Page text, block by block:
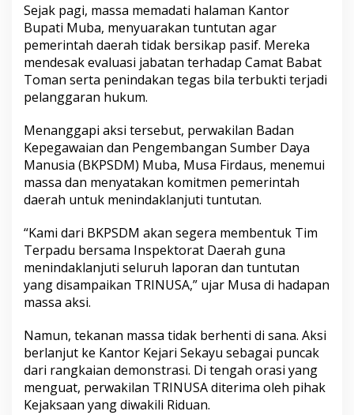
C
o
p
o
t
C
t
B
a
b
a
t
o
m
a
n
Sejak pagi, massa memadati halaman Kantor
Bupati Muba, menyuarakan tuntutan agar
pemerintah daerah tidak bersikap pasif. Mereka
mendesak evaluasi jabatan terhadap Camat Babat
Toman serta penindakan tegas bila terbukti terjadi
pelanggaran hukum.
Menanggapi aksi tersebut, perwakilan Badan
Kepegawaian dan Pengembangan Sumber Daya
Manusia (BKPSDM) Muba, Musa Firdaus, menemui
massa dan menyatakan komitmen pemerintah
daerah untuk menindaklanjuti tuntutan.
“Kami dari BKPSDM akan segera membentuk Tim
Terpadu bersama Inspektorat Daerah guna
menindaklanjuti seluruh laporan dan tuntutan
yang disampaikan TRINUSA,” ujar Musa di hadapan
massa aksi.
Namun, tekanan massa tidak berhenti di sana. Aksi
berlanjut ke Kantor Kejari Sekayu sebagai puncak
dari rangkaian demonstrasi. Di tengah orasi yang
menguat, perwakilan TRINUSA diterima oleh pihak
Kejaksaan yang diwakili Riduan.